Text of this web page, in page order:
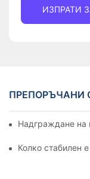
ИЗПРАТИ
ПРЕПОРЪЧАНИ
Надграждане на
Колко стабилен